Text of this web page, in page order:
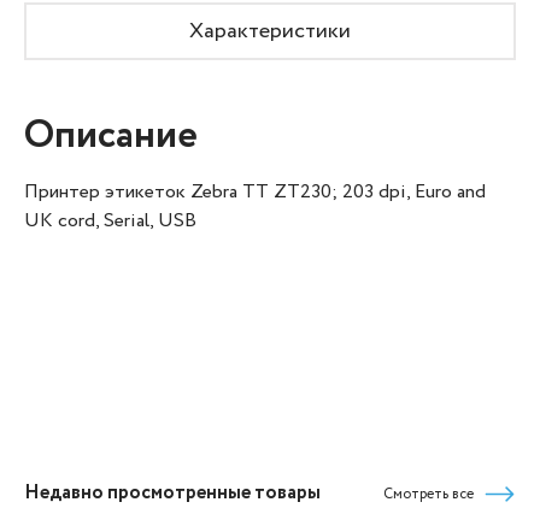
Характеристики
Описание
Принтер этикеток Zebra TT ZT230; 203 dpi, Euro and
UK cord, Serial, USB
Недавно просмотренные товары Смотреть все